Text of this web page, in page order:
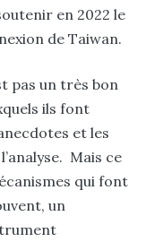
en 2022 le
de Taiwan.
pas un très bon
ils font
et les
Mais ce
qui font
un